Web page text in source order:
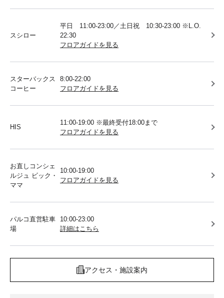
スシロー
平日 11:00-23:00／土日祝 10:30-23:00 ※L.O.
22:30
フロアガイドを見る
スターバックス
コーヒー
8:00-22:00
フロアガイドを見る
HIS
11:00-19:00 ※最終受付18:00まで
フロアガイドを見る
お直しコンシェ
ルジュ ビック・
ママ
10:00-19:00
フロアガイドを見る
パルコ直営駐車
場
10:00-23:00
詳細はこちら
アクセス・施設案内